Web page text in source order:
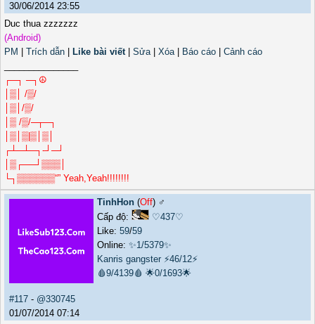
30/06/2014 23:55
Duc thua zzzzzzz
(Android)
PM
Trích dẫn Like bài viết| Sửa| Xóa| Báo cáo
Cảnh cáo
┌─┐ ─┐☮
│▒│ /▒/
│▒│/▒/
│▒ /▒/─┬─┐
│▒│▒|▒│▒│
┌┴─┴─┐-┘─┘
│▒┌──┘▒▒▒│
└┐▒▒▒▒▒▒“” Yeah,Yeah!!!!!!!!
TinhHon (Off) ♂️
Cấp độ:
♡437♡
Like: 59/59
Online: ✨1/5379✨
Kanris gangster ⚡46/12⚡
🩸9/4139🩸 🌟0/1693🌟
#117 - @330745
01/07/2014 07:14